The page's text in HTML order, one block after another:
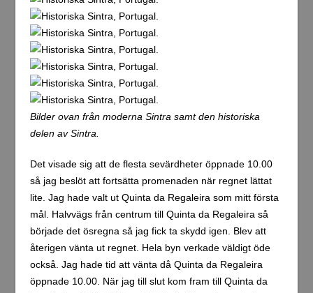
Bilder ovan från moderna Sintra samt den historiska
delen av Sintra.
Det visade sig att de flesta sevärdheter öppnade 10.00
så jag beslöt att fortsätta promenaden när regnet lättat
lite. Jag hade valt ut Quinta da Regaleira som mitt första
mål. Halvvägs från centrum till Quinta da Regaleira så
började det ösregna så jag fick ta skydd igen. Blev att
återigen vänta ut regnet. Hela byn verkade väldigt öde
också. Jag hade tid att vänta då Quinta da Regaleira
öppnade 10.00. När jag till slut kom fram till Quinta da